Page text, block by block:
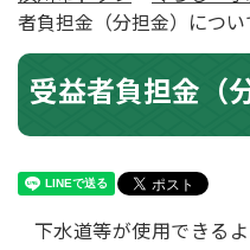
者負担金（分担金）につい
受益者負担金（
下水道等が使用できる